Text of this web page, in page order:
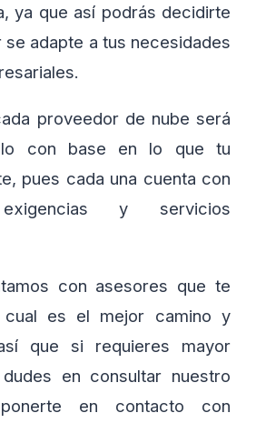
ya que así podrás decidirte
se adapte a tus necesidades
proveedor de nube será
con base en lo que tu
pues cada una cuenta con
exigencias y servicios
con asesores que te
cual es el mejor camino y
que si requieres mayor
en consultar nuestro
en contacto con